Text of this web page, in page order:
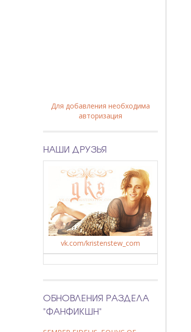
Для добавления необходима
авторизация
НАШИ ДРУЗЬЯ
vk.com/kristenstew_com
ОБНОВЛЕНИЯ РАЗДЕЛА
"ФАНФИКШН"